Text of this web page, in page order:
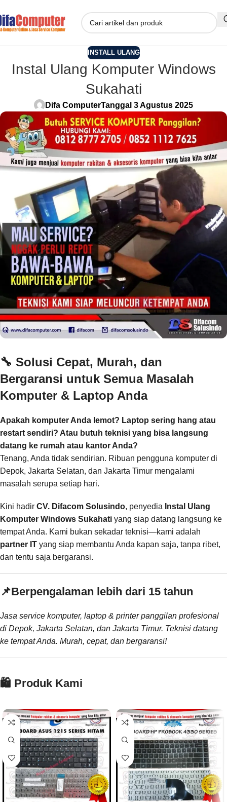
INSTALL ULANG
Instal Ulang Komputer Windows
Sukahati
Difa ComputerTanggal 3 Agustus 2025
🔧 Solusi Cepat, Murah, dan
Bergaransi untuk Semua Masalah
Komputer & Laptop Anda
Apakah komputer Anda lemot? Laptop sering hang atau
restart sendiri? Atau butuh teknisi yang bisa langsung
datang ke rumah atau kantor Anda?
Tenang, Anda tidak sendirian. Ribuan pengguna komputer di
Depok, Jakarta Selatan, dan Jakarta Timur mengalami
masalah serupa setiap hari.
Kini hadir CV. Difacom Solusindo, penyedia Instal Ulang
Komputer Windows Sukahati yang siap datang langsung ke
tempat Anda. Kami bukan sekadar teknisi—kami adalah
partner IT yang siap membantu Anda kapan saja, tanpa ribet,
dan tentu saja bergaransi.
📌Berpengalaman lebih dari 15 tahun
Jasa service komputer, laptop & printer panggilan profesional
di Depok, Jakarta Selatan, dan Jakarta Timur. Teknisi datang
ke tempat Anda. Murah, cepat, dan bergaransi!
🛍️ Produk Kami